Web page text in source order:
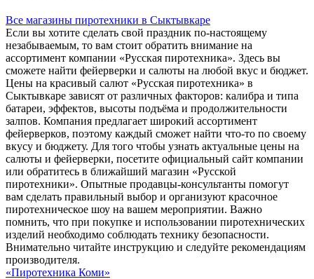
Все магазины пиротехники в Сыктывкаре
Если вы хотите сделать свой праздник по-настоящему
незабываемым, то вам стоит обратить внимание на
ассортимент компании «Русская пиротехника». Здесь вы
сможете найти фейерверки и салюты на любой вкус и бюджет.
Цены на красивый салют «Русская пиротехника» в
Сыктывкаре зависят от различных факторов: калибра и типа
батареи, эффектов, высоты подъёма и продолжительности
залпов. Компания предлагает широкий ассортимент
фейерверков, поэтому каждый сможет найти что-то по своему
вкусу и бюджету. Для того чтобы узнать актуальные цены на
салюты и фейерверки, посетите официальный сайт компании
или обратитесь в ближайший магазин «Русской
пиротехники». Опытные продавцы-консультанты помогут
вам сделать правильный выбор и организуют красочное
пиротехническое шоу на вашем мероприятии. Важно
помнить, что при покупке и использовании пиротехнических
изделий необходимо соблюдать технику безопасности.
Внимательно читайте инструкцию и следуйте рекомендациям
производителя.
«Пиротехника Коми»